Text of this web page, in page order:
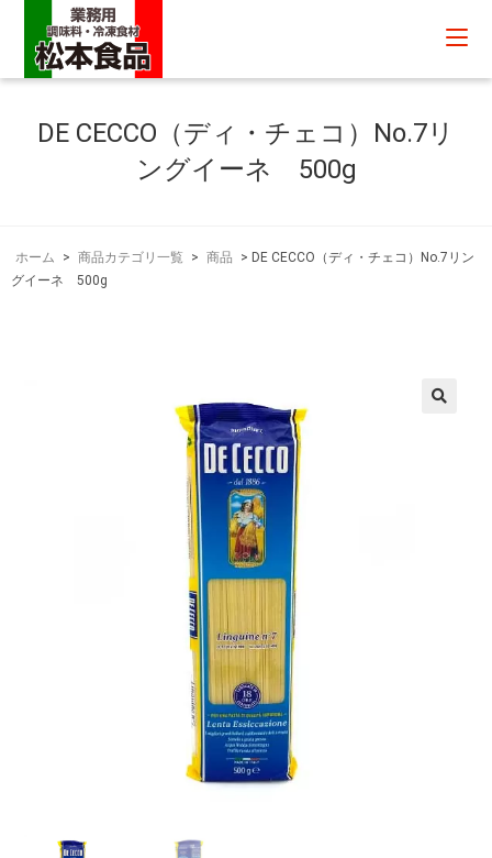
DE CECCO（ディ・チェコ）No.7リ
ングイーネ 500g
ホーム > 商品カテゴリ一覧 > 商品 > DE CECCO（ディ・チェコ）No.7リン
グイーネ 500g